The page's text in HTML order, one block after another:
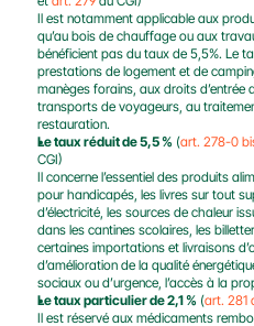
Il est notamment applicable aux
qu’au bois de chauffage ou aux
bénéficient pas du taux de 5,5%. Le
prestations de logement et de
manèges forains, aux droits d’entrée
transports de voyageurs, au
restauration.
Le taux réduit de 5,5 % (art. 278-0
CGI)
Il concerne l’essentiel des produits
pour handicapés, les livres sur tout
d’électricité, les sources de chaleur
dans les cantines scolaires, les
certaines importations et livraisons
d’amélioration de la qualité
sociaux ou d’urgence, l’accès à la
Le taux particulier de 2,1 % (art. 281
Il est réservé aux médicaments